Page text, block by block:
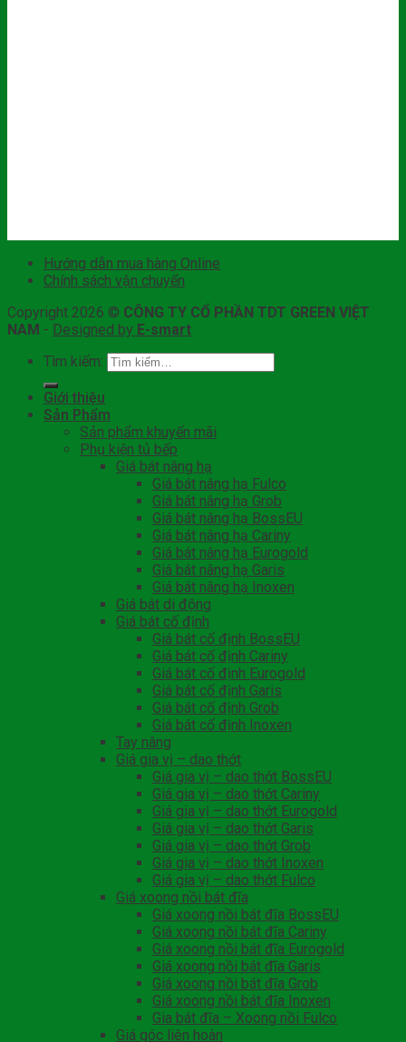
Hướng dẫn mua hàng Online
Chính sách vận chuyển
Copyright 2026 © CÔNG TY CỔ PHẦN TDT GREEN VIỆT
NAM - Designed by E-smart
Tìm kiếm:
Giới thiệu
Sản Phẩm
Sản phẩm khuyến mãi
Phụ kiện tủ bếp
Giá bát nâng hạ
Giá bát nâng hạ Fulco
Giá bát nâng hạ Grob
Giá bát nâng hạ BossEU
Giá bát nâng hạ Cariny
Giá bát nâng hạ Eurogold
Giá bát nâng hạ Garis
Giá bát nâng hạ Inoxen
Giá bát di động
Giá bát cố định
Giá bát cố định BossEU
Giá bát cố định Cariny
Giá bát cố định Eurogold
Giá bát cố định Garis
Giá bát cố định Grob
Giá bát cố định Inoxen
Tay nâng
Giá gia vị – dao thớt
Giá gia vị – dao thớt BossEU
Giá gia vị – dao thớt Cariny
Giá gia vị – dao thớt Eurogold
Giá gia vị – dao thớt Garis
Giá gia vị – dao thớt Grob
Giá gia vị – dao thớt Inoxen
Giá gia vị – dao thớt Fulco
Giá xoong nồi bát đĩa
Giá xoong nồi bát đĩa BossEU
Giá xoong nồi bát đĩa Cariny
Giá xoong nồi bát đĩa Eurogold
Giá xoong nồi bát đĩa Garis
Giá xoong nồi bát đĩa Grob
Giá xoong nồi bát đĩa Inoxen
Gia bát đĩa – Xoong nồi Fulco
Giá góc liên hoàn